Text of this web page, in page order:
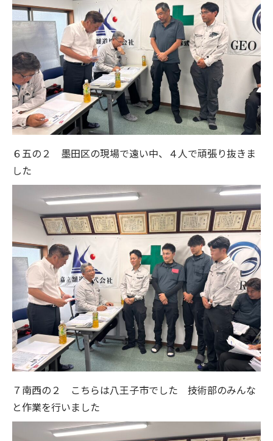
６五の２ 墨田区の現場で遠い中、４人で頑張り抜きま
した
７南西の２ こちらは八王子市でした 技術部のみんな
と作業を行いました